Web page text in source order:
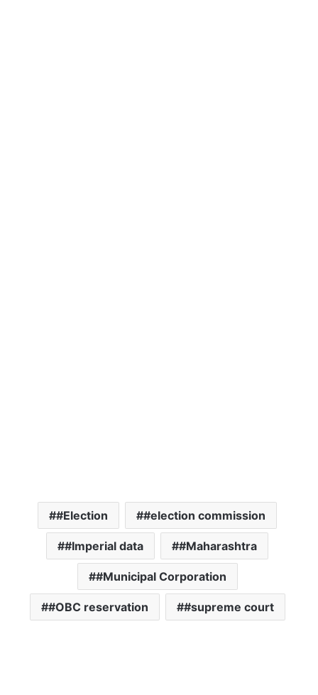
#Election #election commission
#Imperial data #Maharashtra
#Municipal Corporation
#OBC reservation #supreme court